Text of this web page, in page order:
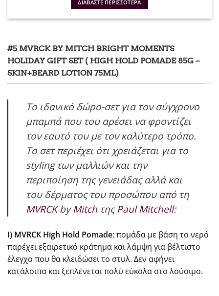
€14.90.είναι:
€9.69.
ΔΙΑΒΆΣΤΕ ΠΕΡΙΣΣΌΤΕΡΑ
#5 MVRCK BY MITCH BRIGHT MOMENTS
HOLIDAY GIFT SET ( HIGH HOLD POMADE 85G –
SKIN+BEARD LOTION 75ML)
Το ιδανικό δώρο-σετ για τον σύγχρονο
μπαμπά που του αρέσει να φροντίζει
τον εαυτό του με τον καλύτερο τρόπο.
Το σετ περιέχει ότι χρειάζεται για το
styling των μαλλιών και την
περιποίηση της γενειάδας αλλά και
του δέρματος του προσώπου από τη
MVRCKbyMitch τηςPaul Mitchell:
Ι) MVRCK High Hold Pomade: πομάδα με βάση το νερό
παρέχει εξαιρετικό κράτημα και λάμψη για βέλτιστο
έλεγχο που θα κλειδώσει το στυλ. Δεν αφήνει
κατάλοιπα και ξεπλένεται πολύ εύκολα στο λούσιμο.